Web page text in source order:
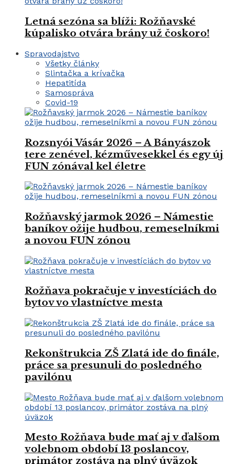
Letná sezóna sa blíži: Rožňavské
kúpalisko otvára brány už čoskoro!
Spravodajstvo
Všetky články
Slintačka a krívačka
Hepatitída
Samospráva
Covid-19
Rozsnyói Vásár 2026 – A Bányászok
tere zenével, kézművesekkel és egy új
FUN zónával kel életre
Rožňavský jarmok 2026 – Námestie
baníkov ožije hudbou, remeselníkmi
a novou FUN zónou
Rožňava pokračuje v investíciách do
bytov vo vlastníctve mesta
Rekonštrukcia ZŠ Zlatá ide do finále,
práce sa presunuli do posledného
pavilónu
Mesto Rožňava bude mať aj v ďalšom
volebnom období 13 poslancov,
primátor zostáva na plný úväzok